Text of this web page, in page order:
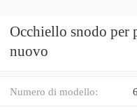
Occhiello snodo
nuovo
Numero di modello: